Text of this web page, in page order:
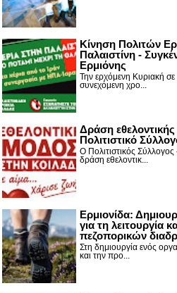
Κίνηση Πολιτών
Παλαιστίνη -
Ερμιόνης
Την ερχόμενη Κυριακή σε
συνεχόμενη χρο...
Δράση
Πολιτιστικό
Ο Πολιτιστικός
δράση εθελοντικ...
Ερμιονίδα:
για τη λειτουργία
πεζοπορικών
Στη δημιουργία ενός
και την προ...